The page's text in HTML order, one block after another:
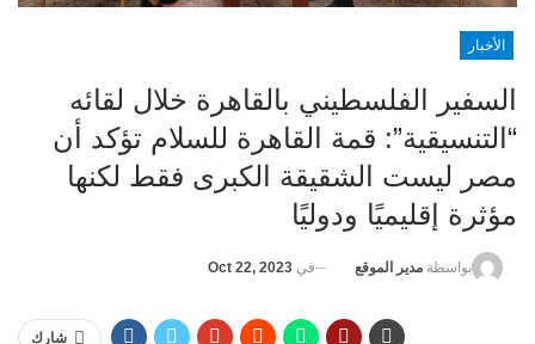
الأخبار
السفير الفلسطيني بالقاهرة خلال لقائه
“التنسيقية”: قمة القاهرة للسلام تؤكد أن
مصر ليست الشقيقة الكبرى فقط لكنها
مؤثرة إقليميًا ودوليًا
بواسطة مدير الموقع في Oct 22, 2023
شارك